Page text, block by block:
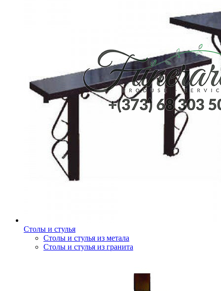
Столы и стулья
Столы и стулья из метала
Столы и стулья из гранита